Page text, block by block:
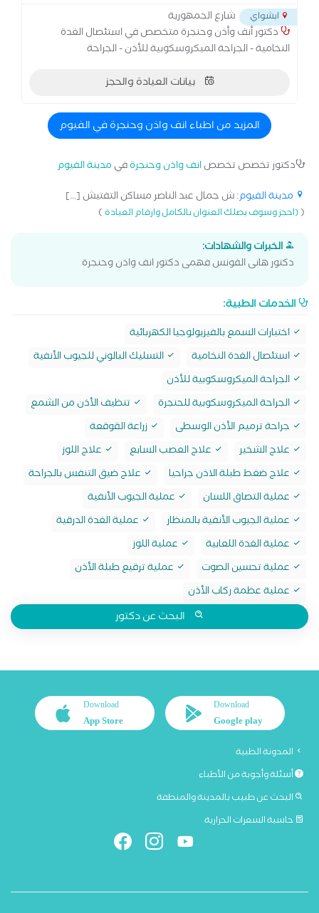
الميكروسكوبية للحنجرة
ابشواي
شارع الجمهورية
دكتور أنف وأذن وحنجرة متخصص في استئصال الغدة
النخامية - الجراحة الميكروسكوبية للأذن - الجراحة
اللوز - علاج ضغط طبلة الاذن بالجراحة - علاج ضيق التنفس
عملية عظمة ركاب الأذن - تنظيف الأذن من الشمع
بيانات العيادة والحجز
المزيد من اطباء انف واذن وحنجرة في الفيوم
دكتور تخصص تخصصانف واذن وحنجرةفي مدينة الفيوم
مدينة الفيوم: ش جمال عبد الناصر مساكن التفتيش [...]
((احجز وسوف يصلك العنوان بالكامل وارقام العيادة)
الخبرات والشهادات:
دكتور هانى الفونس فهمى دكتور انف واذن وحنجرة
الخدمات الطبية:
اختبارات السمع بالفيزيولوجيا الكهربائية
استئصال الغدة النخامية
التسليك البالوني للجيوب الأنفية
الجراحة الميكروسكوبية للأذن
الجراحة الميكروسكوبية للحنجرة
تنظيف الأذن من الشمع
جراحة ترميم الأذن الوسطى
زراعة القوقعة
علاج الشخير
علاج العصب السابع
علاج اللوز
علاج ضغط طبلة الاذن جراحيا
علاج ضيق التنفس بالجراحة
عملية التصاق اللسان
عملية الجيوب الأنفية
عملية الجيوب الأنفية بالمنظار
عملية الغدة الدرقية
عملية الغدة اللعابية
عملية اللوز
عملية تحسين الصوت
عملية ترقيع طبلة الأذن
عملية عظمة ركاب الأذن
البحث عن دكتور
Download
Google play
Download
App Store
المدونة الطبية
أسئلة وأجوبة من الأطباء
البحث عن طبيب بالمدينة والمنطقة
حاسبة السعرات الحرارية